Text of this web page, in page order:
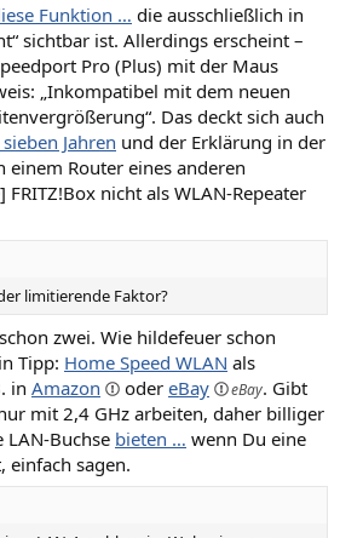
Funktion … die ausschließlich in
sichtbar ist. Allerdings erscheint –
Pro (Plus) mit der Maus
„Inkompatibel mit dem neuen
Das deckt sich auch
Jahren und der Erklärung in der
einem Router eines anderen
nicht als WLAN-Repeater
limitierende Faktor?
zwei. Wie hildefeuer schon
Tipp: Home Speed WLAN als
in Amazon oder eBay
. Gibt
mit 2,4 GHz arbeiten, daher billiger
Buchse bieten … wenn Du eine
einfach sagen.